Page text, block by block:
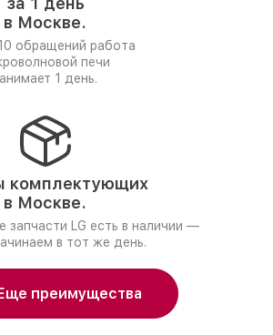
в Москве.
обращений работа
печи
1 день.
комплектующих
в Москве.
запчасти LG есть в наличии —
в тот же день.
преимущества